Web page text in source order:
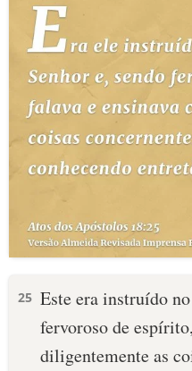
25 Este era instruído
fervoroso de
diligentemente as